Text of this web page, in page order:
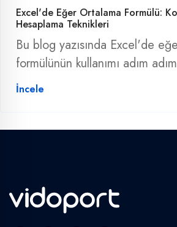
Excel'de Eğer Ortalama Formülü:
Hesaplama Teknikleri
Bu blog yazısında Excel'de
formülünün kullanımı adım
İncele